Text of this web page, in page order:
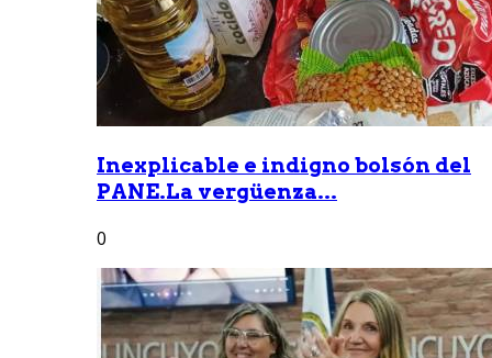
Inexplicable e indigno bolsón del
PANE.La vergüenza...
0